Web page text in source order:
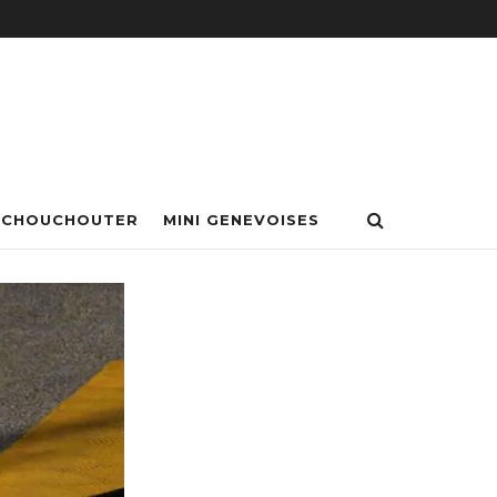
MINI GENEVOISES